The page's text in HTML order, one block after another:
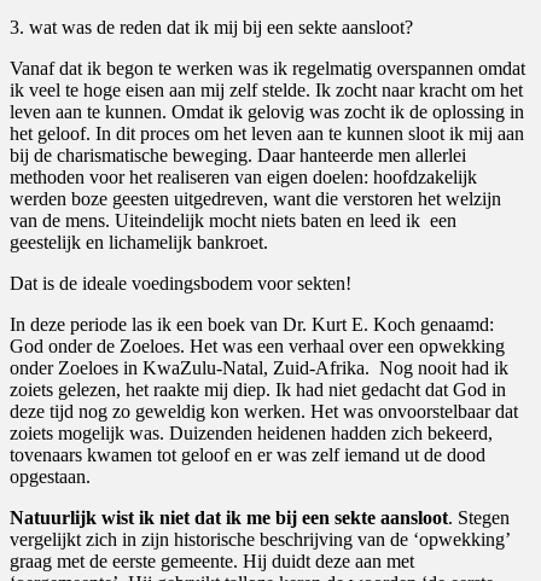
3. wat was de reden dat ik mij bij een sekte aansloot?
Vanaf dat ik begon te werken was ik regelmatig overspannen omdat
ik veel te hoge eisen aan mij zelf stelde. Ik zocht naar kracht om het
leven aan te kunnen. Omdat ik gelovig was zocht ik de oplossing in
het geloof. In dit proces om het leven aan te kunnen sloot ik mij aan
bij de charismatische beweging. Daar hanteerde men allerlei
methoden voor het realiseren van eigen doelen: hoofdzakelijk
werden boze geesten uitgedreven, want die verstoren het welzijn
van de mens. Uiteindelijk mocht niets baten en leed ik een
geestelijk en lichamelijk bankroet.
Dat is de ideale voedingsbodem voor sekten!
In deze periode las ik een boek van Dr. Kurt E. Koch genaamd:
God onder de Zoeloes. Het was een verhaal over een opwekking
onder Zoeloes in KwaZulu-Natal, Zuid-Afrika. Nog nooit had ik
zoiets gelezen, het raakte mij diep. Ik had niet gedacht dat God in
deze tijd nog zo geweldig kon werken. Het was onvoorstelbaar dat
zoiets mogelijk was. Duizenden heidenen hadden zich bekeerd,
tovenaars kwamen tot geloof en er was zelf iemand ut de dood
opgestaan.
Natuurlijk wist ik niet dat ik me bij een sekte aansloot. Stegen
vergelijkt zich in zijn historische beschrijving van de ‘opwekking’
graag met de eerste gemeente. Hij duidt deze aan met